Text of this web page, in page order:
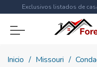
Exclusivos listados de
ahora a
Inicio Missouri